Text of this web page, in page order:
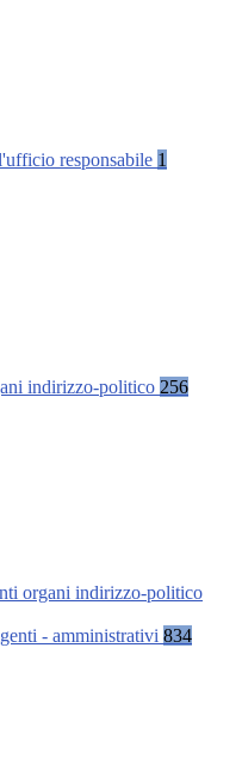
responsabile 1
indirizzo-politico 256
organi indirizzo-politico
- amministrativi 834